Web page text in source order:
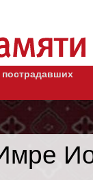
пострадавших